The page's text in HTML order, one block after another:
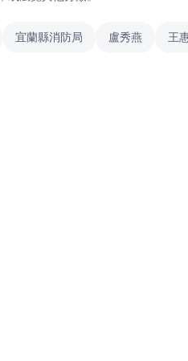
宜蘭縣消防局 盧秀燕 王